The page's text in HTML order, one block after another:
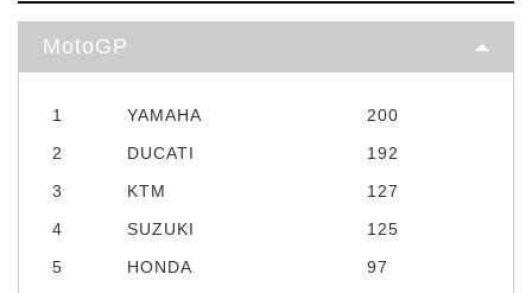
MotoGP
1 YAMAHA
200
2
DUCATI
192
3
KTM
127
4
SUZUKI
125
5
HONDA
97